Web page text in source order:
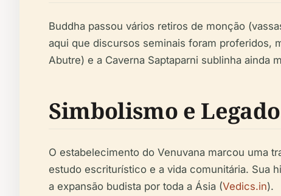
Buddha passou vários retiros de monção
aqui que discursos seminais foram proferidos,
Abutre) e a Caverna Saptaparni sublinha ainda
Simbolismo e Legado
O estabelecimento do Venuvana marcou uma
estudo escriturístico e a vida comunitária. Sua
a expansão budista por toda a Ásia (Vedics.in).